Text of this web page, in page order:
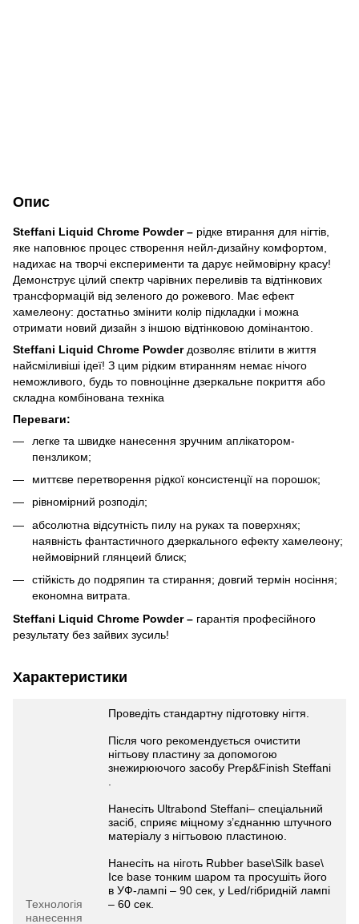
Опис
Steffani Liquid Chrome Powder – рідке втирання для нігтів,
яке наповнює процес створення нейл-дизайну комфортом,
надихає на творчі експерименти та дарує неймовірну красу!
Демонструє цілий спектр чарівних переливів та відтінкових
трансформацій від зеленого до рожевого. Має ефект
хамелеону: достатньо змінити колір підкладки і можна
отримати новий дизайн з іншою відтінковою домінантою.
Steffani Liquid Chrome Powderдозволяє втілити в життя
найсміливіші ідеї! З цим рідким втиранням немає нічого
неможливого, будь то повноцінне дзеркальне покриття або
складна комбінована техніка
Переваги:
легке та швидке нанесення зручним аплікатором-
пензликом;
миттєве перетворення рідкої консистенції на порошок;
рівномірний розподіл;
абсолютна відсутність пилу на руках та поверхнях;
наявність фантастичного дзеркального ефекту хамелеону;
неймовірний глянцеий блиск;
стійкість до подряпин та стирання; довгий термін носіння;
економна витрата.
Steffani Liquid Chrome Powder – гарантія професійного
результату без зайвих зусиль!
Характеристики
Технологія
нанесення
Проведіть стандартну підготовку нігтя.
Після чого рекомендується очистити
нігтьову пластину за допомогою
знежирюючого засобу Prep&Finish Steffani
Нанесіть Ultrabond Steffani– спеціальний
засіб, сприяє міцному з’єднанню штучного
матеріалу з нігтьовою пластиною.
Нанесіть на ніготь Rubber base\Silk base\
Ice base тонким шаром та просушіть його
в УФ-лампі – 90 сек, у Led/гібридній лампі
– 60 сек.